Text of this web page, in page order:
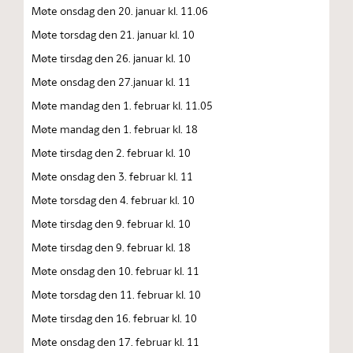
Møte onsdag den 20. januar kl. 11.06
Møte torsdag den 21. januar kl. 10
Møte tirsdag den 26. januar kl. 10
Møte onsdag den 27.januar kl. 11
Møte mandag den 1. februar kl. 11.05
Møte mandag den 1. februar kl. 18
Møte tirsdag den 2. februar kl. 10
Møte onsdag den 3. februar kl. 11
Møte torsdag den 4. februar kl. 10
Møte tirsdag den 9. februar kl. 10
Møte tirsdag den 9. februar kl. 18
Møte onsdag den 10. februar kl. 11
Møte torsdag den 11. februar kl. 10
Møte tirsdag den 16. februar kl. 10
Møte onsdag den 17. februar kl. 11